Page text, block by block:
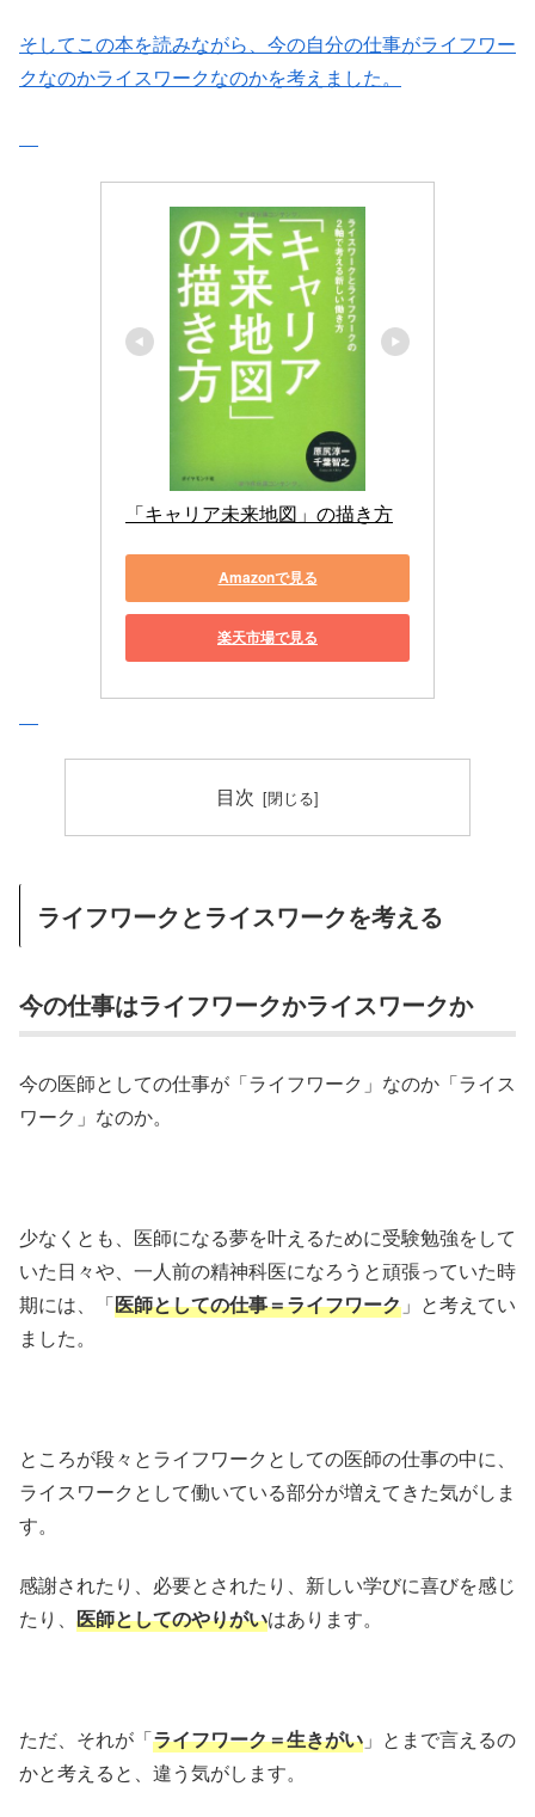
そしてこの本を読みながら、今の自分の仕事がライフワー
クなのかライスワークなのかを考えました。
「キャリア未来地図」の描き方
Amazonで見る
楽天市場で見る
目次
ライフワークとライスワークを考える
今の仕事はライフワークかライスワークか
今の医師としての仕事が「ライフワーク」なのか「ライス
ワーク」なのか。
少なくとも、医師になる夢を叶えるために受験勉強をして
いた日々や、一人前の精神科医になろうと頑張っていた時
期には、「医師としての仕事＝ライフワーク 」と考えてい
ました。
ところが段々とライフワークとしての医師の仕事の中に、
ライスワークとして働いている部分が増えてきた気がしま
す。
感謝されたり、必要とされたり、新しい学びに喜びを感じ
たり、 医師としてのやりがいはあります。
ただ、それが「ライフワーク＝生きがい 」とまで言えるの
かと考えると、違う気がします。